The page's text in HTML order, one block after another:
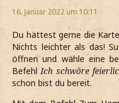
16. Januar 2022 um 10:11
Du hättest gerne die
Nichts leichter als das!
öffnen und wähle eine
BefehlIch schwöre
schon bist du bereit.